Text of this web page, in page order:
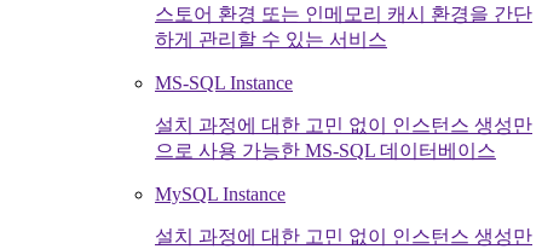
스토어 환경 또는 인메모리 캐시 환경을 간단
하게 관리할 수 있는 서비스
MS-SQL Instance
설치 과정에 대한 고민 없이 인스턴스 생성만
으로 사용 가능한 MS-SQL 데이터베이스
MySQL Instance
설치 과정에 대한 고민 없이 인스턴스 생성만